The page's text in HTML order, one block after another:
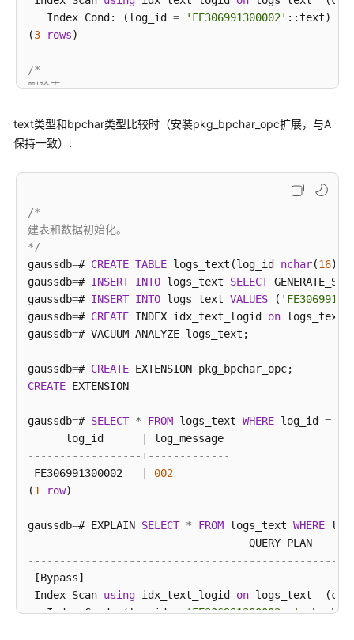
使
用
发
设
建
应
程
序
开
发
教
SQL
优
指
南
SQL
考
SQL
   Index Cond: (log_id
= 'FE306991300002' ::text)
(3 rows)
/*
删除表。
gaussdb=# DROP TABLE
text类型和bpchar类型比较时（安装pkg_bpchar_opc扩展，与A
保持一致）:
/*
建表和数据初始化。
*/
gaussdb=# CREATE TABLE logs_text(log_id nchar(16),
gaussdb=# INSERT INTO logs_text SELECT
gaussdb=# INSERT INTO logs_text VALUES (
gaussdb=# CREATE INDEX idx_text_logid on
gaussdb=# VACUUM ANALYZE logs_text;
gaussdb=# CREATE
CREATE EXTENSION
gaussdb=# SELECT * FROM logs_text WHERE log_id =
      log_id
------------------+-------------
FE306991300002
002
(1 row)
gaussdb=# EXPLAIN SELECT * FROM logs_text WHERE
[Bypass]
Index Scan using idx_text_logid on logs_text
   Index Cond: (log_id
= 'FE306991300002  '